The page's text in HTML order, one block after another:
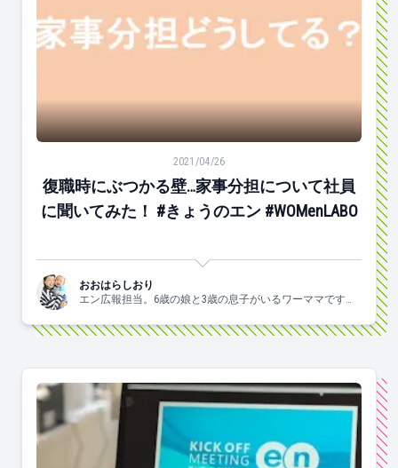
復職時にぶつかる壁…家事分担について社員に聞いてみ
2021/04/26
復職時にぶつかる壁…家事分担について社員
に聞いてみた！ #きょうのエン #WOMenLABO
おおはらしおり
エン広報担当。6歳の娘と3歳の息子がいるワーママです。
芸、爆買、歌う、ジャニーズ。